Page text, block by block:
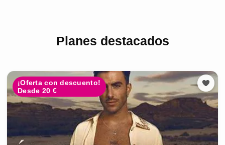
Planes destacados
¡Oferta con descuento!
Desde 20 €